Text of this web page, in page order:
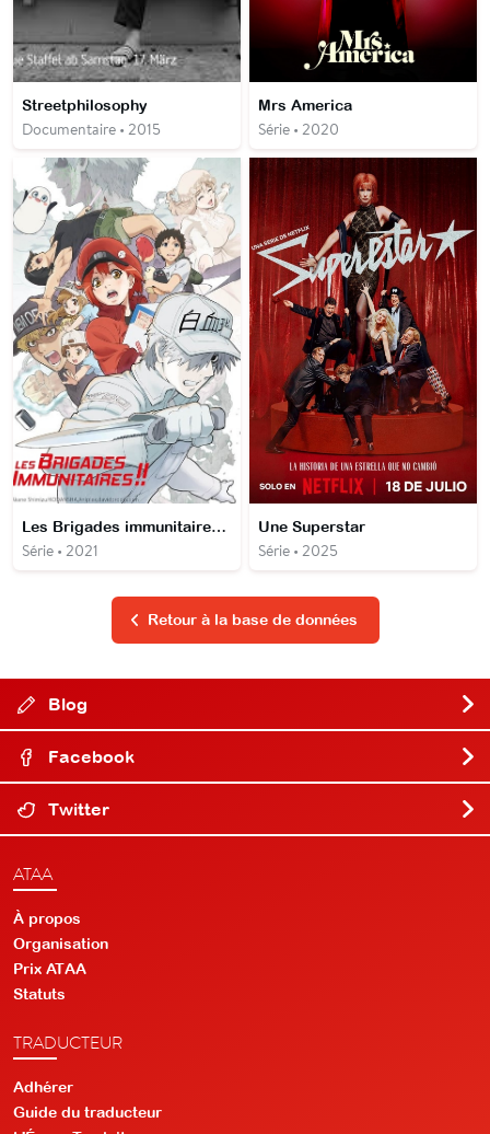
Streetphilosophy
Documentaire • 2015
Mrs America
Série • 2020
Les Brigades immunitaires !!
Série • 2021
Une Superstar
Série • 2025
Retour à la base de données
Blog
Facebook
Twitter
ATAA
À propos
Organisation
Prix ATAA
Statuts
TRADUCTEUR
Adhérer
Guide du traducteur